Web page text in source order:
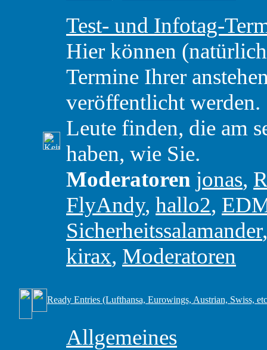
Test- und Infotag-
Hier können
Termine Ihrer
veröffentlicht werden.
Leute finden, die am
haben, wie Sie.
Moderatoren jonas,
FlyAndy, hallo2,
Sicherheitssalamander
kirax, Moderatoren
Ready Entries (Lufthansa, Eurowings, Austrian, Swiss,
Allgemeines